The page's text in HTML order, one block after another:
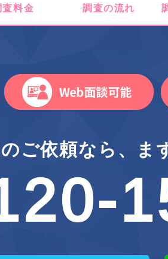
査料金 調査の流れ
ご依頼なら、 ま